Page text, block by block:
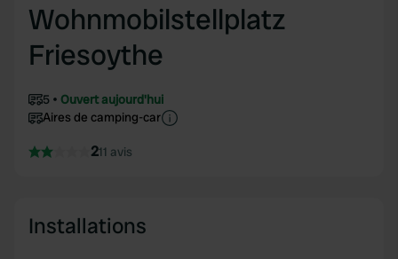
Wohnmobilstellplatz
Friesoythe
5
Ouvert aujourd'hui
Aires de camping-car
211 avis
Installations